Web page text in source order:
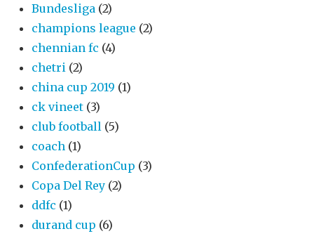
Bundesliga (2)
champions league (2)
chennian fc (4)
chetri (2)
china cup 2019 (1)
ck vineet (3)
club football (5)
coach (1)
ConfederationCup (3)
Copa Del Rey (2)
ddfc (1)
durand cup (6)